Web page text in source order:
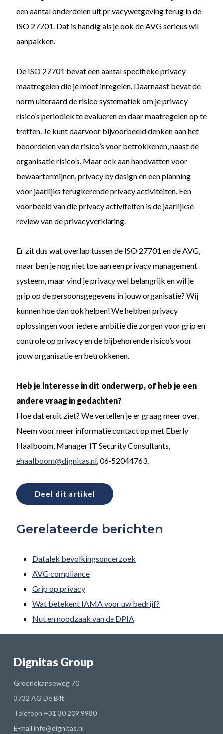
een aantal onderdelen uit privacywetgeving terug in de
ISO 27701. Dat is handig als je ook de AVG serieus wil
aanpakken.
De ISO 27701 bevat een aantal specifieke privacy
maatregelen die je moet inregelen. Daarnaast bevat de
norm uiteraard de risico systematiek om je privacy
risico’s periodiek te evalueren en daar maatregelen op te
treffen. Je kunt daarvoor bijvoorbeeld denken aan het
beoordelen van de risico’s voor betrokkenen, naast de
organisatie risico’s. Maar ook aan handvatten voor
bewaartermijnen, privacy by design en een planning
voor jaarlijks terugkerende privacy activiteiten. Een
voorbeeld van die privacy activiteiten is de jaarlijkse
review van de privacyverklaring.
Er zit dus wat overlap tussen de ISO 27701 en de AVG,
maar ben je nog niet toe aan een privacy management
systeem, maar vind je privacy wel belangrijk en wil je
grip op de persoonsgegevens in jouw organisatie? Wij
kunnen hoe dan ook helpen! We hebben privacy
oplossingen voor iedere ambitie die zorgen voor grip en
controle op privacy en de bijbehorende risico’s voor
jouw organisatie en betrokkenen.
Heb je interesse in dit onderwerp, of heb je een
andere vraag in gedachten?
Hoe dat eruit ziet? We vertellen je er graag meer over.
Neem voor meer informatie contact op met Eberly
Haalboom, Manager IT Security Consultants,
ehaalboom@dignitas.nl, 06-52044763.
Deel dit artikel
Gerelateerde berichten
Datalek bevolkingsonderzoek
AVG compliance
Grip op privacy
Wat betekent IAMA voor uw bedrijf?
Nut en noodzaak van de DPIA
Dignitas Group
Groenekanseweg 70
3732 AG De Bilt
Telefoon +31 30 209 9980
E-mail info@dignitas.nl